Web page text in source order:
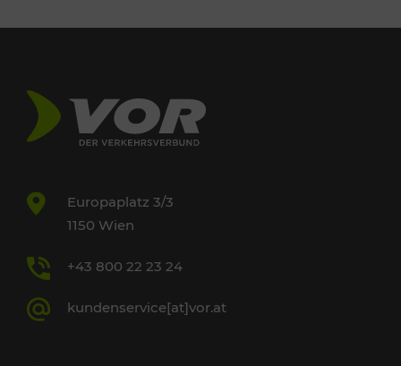
Europaplatz 3/3
1150 Wien
+43 800 22 23 24
kundenservice[at]vor.at